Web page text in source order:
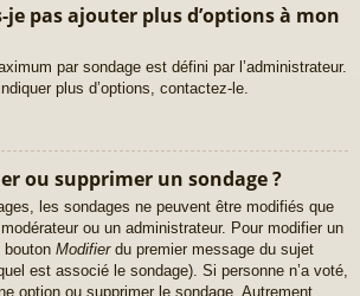
pas ajouter plus d’options à mon
par sondage est défini par l’administrateur.
plus d’options, contactez-le.
ou supprimer un sondage ?
les sondages ne peuvent être modifiés que
ou un administrateur. Pour modifier un
bouton Modifierdu premier message du sujet
est associé le sondage). Si personne n’a voté,
option ou supprimer le sondage. Autrement,